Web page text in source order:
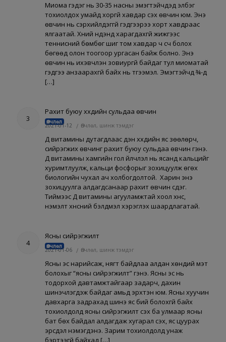
Миома гэдэг нь 30-35 насны эмэгтэйчүүдэд элбэг
тохиолдох умайд хоргүй хавдар үүсэх өвчин юм. Энэ
өвчин нь үсэрхийлдэггүй гэдгээрээ хорт хавдраас
ялгаатай. Хүний нүдэнд харагдахгүй жижгээс
теннисний бөмбөг шиг том хавдар ч үүсч болох
бөгөөд олон тоогоор ургасан байж болно. Энэ
өвчин нь ихэвчлэн зовиургүй байдаг тул миоматай
гэдгээ анзаарахгүй байх нь түгээмэл. Эмэгтэйчүүд ¾-д
[…]
3
Рахит буюу хүүхдийн сульдаа өвчин
Өвчлөл
2021-01-12 / Өвчлөл, шинж тэмдэг
Д витамины дутагдлаас үүдэн хүүхдийн яс зөөлөрч,
сийрэгжих өвчинг рахит буюу сульдаа өвчин гэнэ.
Д витамины хамгийн гол үйлчлэл нь ясанд кальцийг
хуримтлуулж, кальци фосфорыг зохицуулж өгөх
биологийн чухал ач холбогдолтой. Харин энэ
зохицуулга алдагдсанаар рахит өвчин үүсдэг.
Тиймээс Д витамины агууламжтай хоол хүнс,
нэмэлт хүнсний бэлдмэл хэрэглэх шаардлагатай.
4
Ясны сийрэгжилт
Өвчлөл
2021-01-06 / Өвчлөл, шинж тэмдэг
Ясны эс нарийсаж, нягт байдлаа алдан хөндий мэт
болохыг “ясны сийрэгжилт” гэнэ. Ясны эс нь
тодорхой давтамжтайгаар задарч, дахин
шинэчлэгдэж байдаг амьд эрхтэн юм. Ясны хуучин
давхарга задрахад шинэ яс бий болохгүй байх
тохиолдолд ясны сийрэгжилт үүсэх ба улмаар ясны
бат бөх байдал алдагдаж хугарал үүсэх, яс цуурах
эрсдэл нэмэгдэнэ. Зарим тохиолдолд унаж
бэртээгүй байхад […]